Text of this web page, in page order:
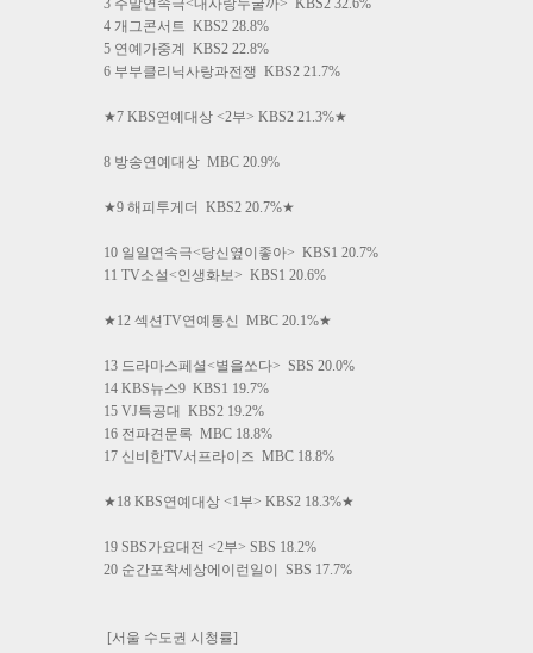
3 주말연속극<내사랑누굴까> KBS2 32.6%
4 개그콘서트 KBS2 28.8%
5 연예가중계 KBS2 22.8%
6 부부클리닉사랑과전쟁 KBS2 21.7%
★7 KBS연예대상 <2부> KBS2 21.3%★
8 방송연예대상 MBC 20.9%
★9 해피투게더 KBS2 20.7%★
10 일일연속극<당신옆이좋아> KBS1 20.7%
11 TV소설<인생화보> KBS1 20.6%
★12 섹션TV연예통신 MBC 20.1%★
13 드라마스페셜<별을쏘다> SBS 20.0%
14 KBS뉴스9 KBS1 19.7%
15 VJ특공대 KBS2 19.2%
16 전파견문록 MBC 18.8%
17 신비한TV서프라이즈 MBC 18.8%
★18 KBS연예대상 <1부> KBS2 18.3%★
19 SBS가요대전 <2부> SBS 18.2%
20 순간포착세상에이런일이 SBS 17.7%
[서울 수도권 시청률]